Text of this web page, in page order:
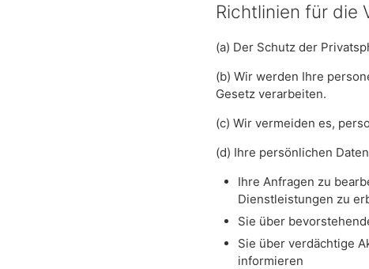
Richtlinien für die
(a) Der Schutz der
(b) Wir werden Ihre
Gesetz verarbeiten.
(c) Wir vermeiden es,
(d) Ihre persönlichen
Ihre Anfragen zu
Dienstleistungen zu
Sie über
Sie über verdächtige
informieren